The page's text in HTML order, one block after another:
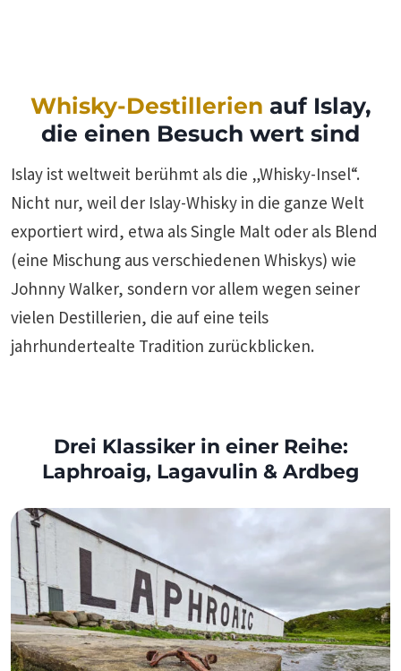
Whisky-Destillerien auf Islay,
die einen Besuch wert sind
Islay ist weltweit berühmt als die „Whisky-Insel“.
Nicht nur, weil der Islay-Whisky in die ganze Welt
exportiert wird, etwa als Single Malt oder als Blend
(eine Mischung aus verschiedenen Whiskys) wie
Johnny Walker, sondern vor allem wegen seiner
vielen Destillerien, die auf eine teils
jahrhundertealte Tradition zurückblicken.
Drei Klassiker in einer Reihe:
Laphroaig, Lagavulin & Ardbeg